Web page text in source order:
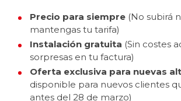
Precio para siempre (No subirá
mantengas tu tarifa)
Instalación gratuita (Sin costes
sorpresas en tu factura)
Oferta exclusiva para nuevas
disponible para nuevos clientes
antes del 28 de marzo)